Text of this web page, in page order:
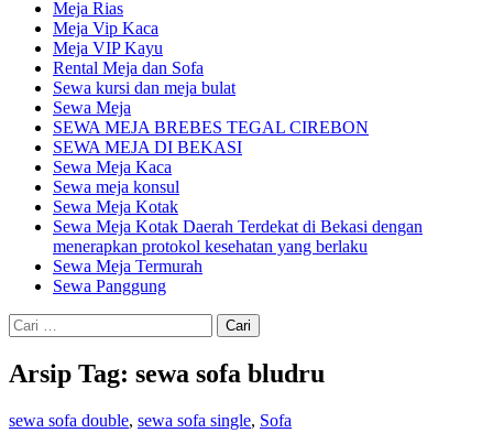
Meja Rias
Meja Vip Kaca
Meja VIP Kayu
Rental Meja dan Sofa
Sewa kursi dan meja bulat
Sewa Meja
SEWA MEJA BREBES TEGAL CIREBON
SEWA MEJA DI BEKASI
Sewa Meja Kaca
Sewa meja konsul
Sewa Meja Kotak
Sewa Meja Kotak Daerah Terdekat di Bekasi dengan
menerapkan protokol kesehatan yang berlaku
Sewa Meja Termurah
Sewa Panggung
Cari
untuk:
Arsip Tag: sewa sofa bludru
sewa sofa double, sewa sofa single, Sofa